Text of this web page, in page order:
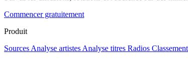
Commencer gratuitement
Produit
Sources Analyse artistes Analyse titres Radios